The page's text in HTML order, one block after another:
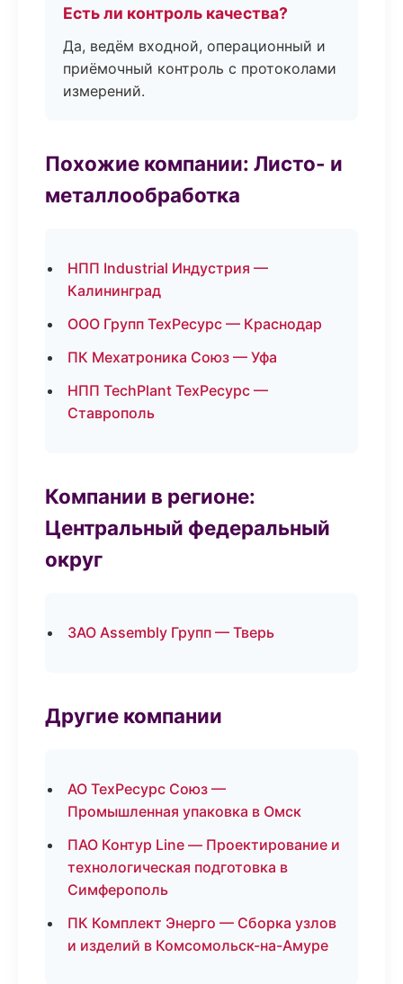
Есть ли контроль качества?
Да, ведём входной, операционный и
приёмочный контроль с протоколами
измерений.
Похожие компании: Листо- и
металлообработка
НПП Industrial Индустрия —
Калининград
ООО Групп ТехРесурс — Краснодар
ПК Мехатроника Союз — Уфа
НПП TechPlant ТехРесурс —
Ставрополь
Компании в регионе:
Центральный федеральный
округ
ЗАО Assembly Групп — Тверь
Другие компании
АО ТехРесурс Союз —
Промышленная упаковка в Омск
ПАО Контур Line — Проектирование и
технологическая подготовка в
Симферополь
ПК Комплект Энерго — Сборка узлов
и изделий в Комсомольск-на-Амуре